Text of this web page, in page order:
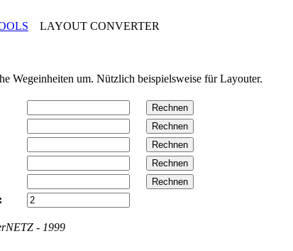
LAYOUT CONVERTER
Wegeinheiten um. Nützlich beispielsweise für Layouter.
- 1999